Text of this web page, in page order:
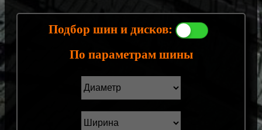
Подбор шин и дисков:
По параметрам шины